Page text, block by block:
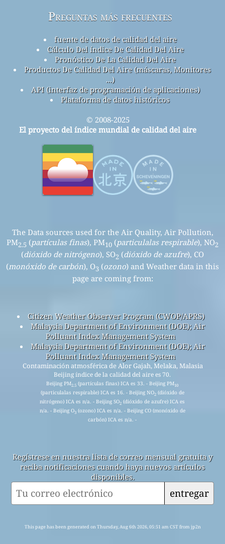
Preguntas más frecuentes
fuente de datos de calidad del aire
Cálculo Del índice De Calidad Del Aire
Pronóstico De La Calidad Del Aire
Productos De Calidad Del Aire (máscaras, Monitores
...)
API (interfaz de programación de aplicaciones)
Plataforma de datos históricos
© 2008-2025
El proyecto del índice mundial de calidad del aire
The Data sources used for the Air Quality, Air Pollution,
PM2.5 (partículas finas), PM10 (particulalas respirable), NO2
(dióxido de nitrógeno), SO2 (dióxido de azufre), CO
(monóxido de carbón), O3 (ozono) and Weather data in this
page are coming from:
Citizen Weather Observer Program (CWOP/APRS)
Malaysia Department of Environment (DOE); Air
Polluant Index Management System
Malaysia Department of Environment (DOE); Air
Polluant Index Management System
Contaminación atmosférica de Alor Gajah, Melaka, Malasia
Beijing índice de la calidad del aire es 70.
Beijing PM2.5 (partículas finas) ICA es 33. - Beijing PM10
(particulalas respirable) ICA es 16. - Beijing NO2(dióxido de
nitrógeno) ICA es n/a. - Beijing SO2 (dióxido de azufre) ICA es
n/a. - Beijing O3(ozono) ICA es n/a. - Beijing CO (monóxido de
carbón) ICA es n/a. -
Regístrese en nuestra lista de correo mensual gratuita y
reciba notificaciones cuando haya nuevos artículos
disponibles.
entregar
This page has been generated on Thursday, Aug 6th 2026, 05:51 am CST from jp2n